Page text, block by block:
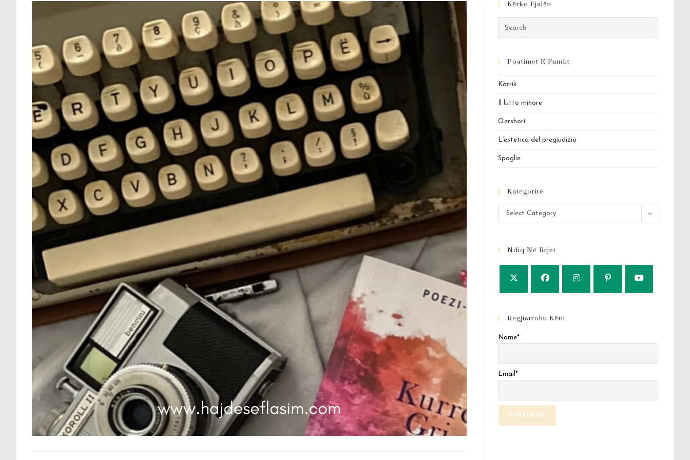
Kërko Fjalën
Escape
Postimet E Fundit
Korrik
Il lutto minore
Qershori
L’estetica del pregiudizio
Spoglie
Kategoritë
Kategoritë
Select Category
Ndiq Në Rrjet
Regjistrohu Këtu
Name*
Email*